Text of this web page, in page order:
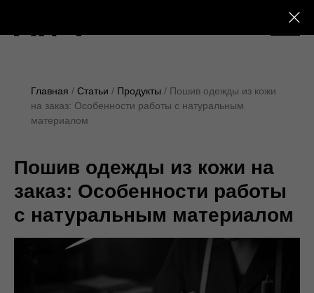
Главная Статьи Продукты
Пошив одежды из кожи
на заказ: Особенности работы с натуральным
материалом
Пошив одежды из кожи на
заказ: Особенности работы
с натуральным материалом